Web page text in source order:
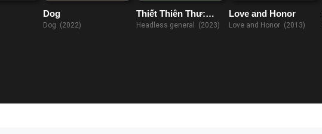
Dog
Dog (2022)
Thiết Thiên Thư:
Tướng Quân Không
Headless general (2023)
Love and Honor
Love and Honor (2013)